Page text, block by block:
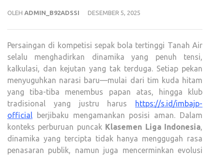
OLEH ADMIN_B92ADSSI DESEMBER 5, 2025
Persaingan di kompetisi sepak bola tertinggi Tanah Air
selalu menghadirkan dinamika yang penuh tensi,
kalkulasi, dan kejutan yang tak terduga. Setiap pekan
menyuguhkan narasi baru—mulai dari tim kuda hitam
yang tiba-tiba menembus papan atas, hingga klub
tradisional yang justru harus
https://s.id/imbajp-
official berjibaku mengamankan posisi aman. Dalam
konteks perburuan puncak Klasemen Liga Indonesia,
dinamika yang tercipta tidak hanya menggugah rasa
penasaran publik, namun juga mencerminkan evolusi